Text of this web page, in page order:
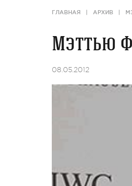
ГЛАВНАЯ АРХИВ
Мэттью
08.05.2012